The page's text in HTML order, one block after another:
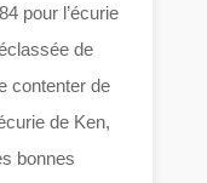
pour l’écurie
de
contenter de
de Ken,
bonnes